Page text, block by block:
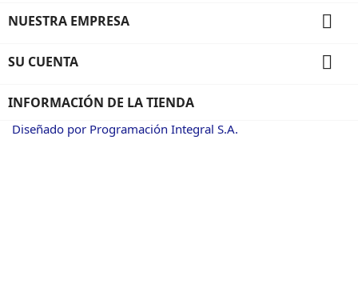
NUESTRA EMPRESA 
SU CUENTA 
INFORMACIÓN DE LA TIENDA
Diseñado por Programación Integral S.A.